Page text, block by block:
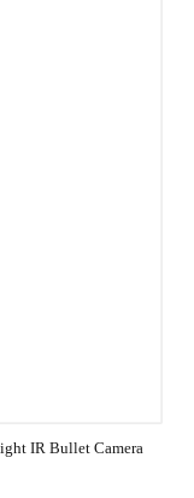
IR Bullet Camera